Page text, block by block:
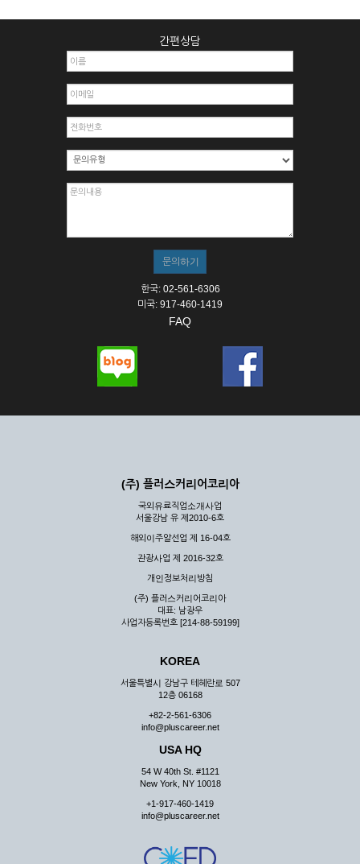
간편상담
한국: 02-561-6306
미국: 917-460-1419
FAQ
(주) 플러스커리어코리아
국외유료직업소개사업
서울강남 유 제2010-6호
해외이주알선업 제 16-04호
관광사업 제 2016-32호
개인정보처리방침
(주) 플러스커리어코리아
대표: 남광우
사업자등록번호 [214-88-59199]
KOREA
서울특별시 강남구 테헤란로 507
12층 06168
+82-2-561-6306
info@pluscareer.net
USA HQ
54 W 40th St. #1121
New York, NY 10018
+1-917-460-1419
info@pluscareer.net